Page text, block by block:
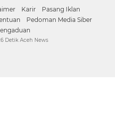
Karir
Pasang Iklan
Pedoman Media Siber
Detik Aceh News